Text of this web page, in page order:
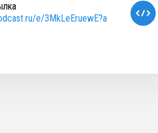
e/3MkLeEruewE?a